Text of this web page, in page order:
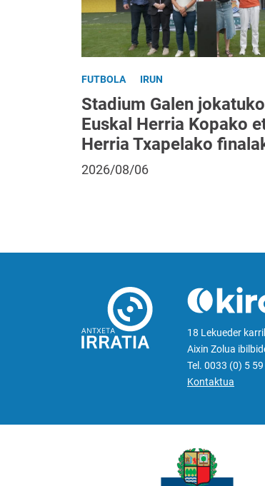
FUTBOLA IRUN
Stadium Galen
Euskal Herria Kopako
Herria Txapelako
2026/08/06
18 Lekueder
Aixin Zolua
Tel. 0033 (0) 5
Kontaktua